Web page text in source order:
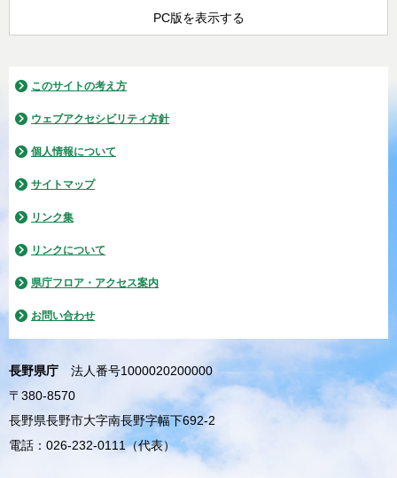
PC版を表示する
このサイトの考え方
ウェブアクセシビリティ方針
個人情報について
サイトマップ
リンク集
リンクについて
県庁フロア・アクセス案内
お問い合わせ
長野県庁
法人番号1000020200000
〒380-8570
長野県長野市大字南長野字幅下692-2
電話：026-232-0111（代表）